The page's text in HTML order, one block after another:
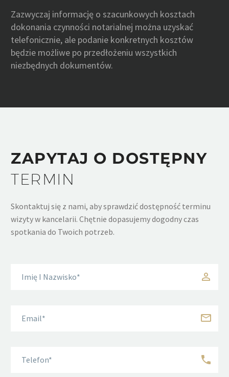
Zazwyczaj informację o szacunkowych kosztach
dokonania czynności notarialnej można uzyskać
telefonicznie, ale podanie konkretnych kosztów
będzie możliwe po przedłożeniu wszystkich
niezbędnych dokumentów.
ZAPYTAJ O DOSTĘPNY
TERMIN
Skontaktuj się z nami, aby sprawdzić dostępność terminu
wizyty w kancelarii. Chętnie dopasujemy dogodny czas
spotkania do Twoich potrzeb.